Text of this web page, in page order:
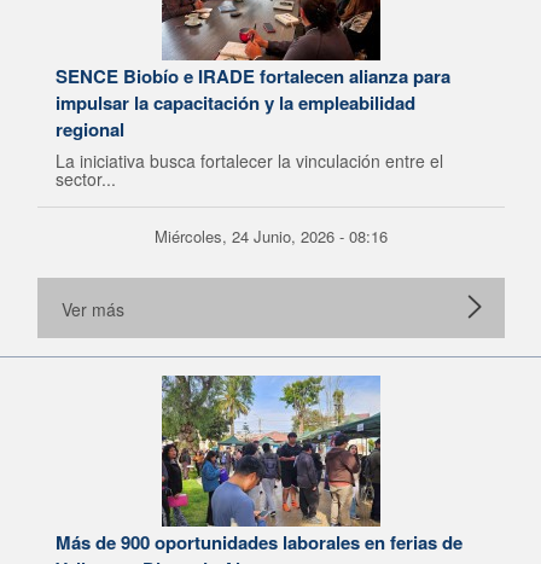
SENCE Biobío e IRADE fortalecen alianza para
impulsar la capacitación y la empleabilidad
regional
La iniciativa busca fortalecer la vinculación entre el
sector...
Miércoles, 24 Junio, 2026 - 08:16
Ver más
Más de 900 oportunidades laborales en ferias de